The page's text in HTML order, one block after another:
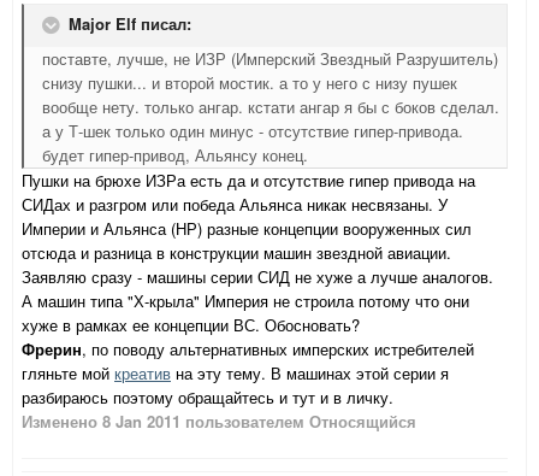
Major Elf писал:
поставте, лучше, не ИЗР (Имперский Звездный Разрушитель)
снизу пушки... и второй мостик. а то у него с низу пушек
вообще нету. только ангар. кстати ангар я бы с боков сделал.
а у Т-шек только один минус - отсутствие гипер-привода.
будет гипер-привод, Альянсу конец.
Пушки на брюхе ИЗРа есть да и отсутствие гипер привода на
СИДах и разгром или победа Альянса никак несвязаны. У
Империи и Альянса (НР) разные концепции вооруженных сил
отсюда и разница в конструкции машин звездной авиации.
Заявляю сразу - машины серии СИД не хуже а лучше аналогов.
А машин типа "Х-крыла" Империя не строила потому что они
хуже в рамках ее концепции ВС. Обосновать?
Фрерин, по поводу альтернативных имперских истребителей
гляньте мой креатив на эту тему. В машинах этой серии я
разбираюсь поэтому обращайтесь и тут и в личку.
Изменено 8 Jan 2011 пользователем Относящийся